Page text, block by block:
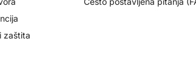
zaštita